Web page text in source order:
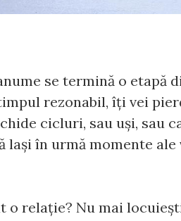
se termină o etapă
rezonabil, îţi vei
cicluri, sau uşi, sau
laşi în urmă momente ale
relaţie? Nu mai